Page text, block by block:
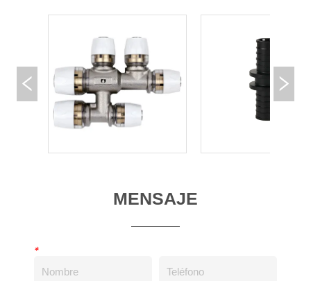
MENSAJE
*